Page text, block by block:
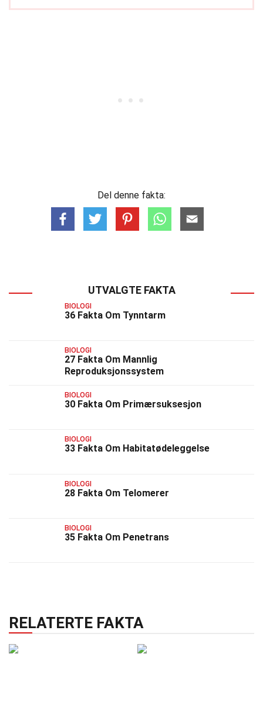
Del denne fakta:
UTVALGTE FAKTA
BIOLOGI
36 Fakta Om Tynntarm
BIOLOGI
27 Fakta Om Mannlig
Reproduksjonssystem
BIOLOGI
30 Fakta Om Primærsuksesjon
BIOLOGI
33 Fakta Om Habitatødeleggelse
BIOLOGI
28 Fakta Om Telomerer
BIOLOGI
35 Fakta Om Penetrans
RELATERTE FAKTA